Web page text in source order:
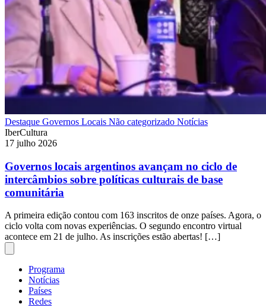
Destaque Governos Locais Não categorizado Notícias
IberCultura
17 julho 2026
Governos locais argentinos avançam no ciclo de
intercâmbios sobre políticas culturais de base
comunitária
A primeira edição contou com 163 inscritos de onze países. Agora, o
ciclo volta com novas experiências. O segundo encontro virtual
acontece em 21 de julho. As inscrições estão abertas! […]
Programa
Notícias
Países
Redes